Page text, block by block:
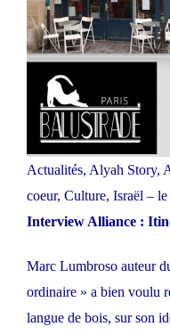
Actualités, Alyah Story,
coeur, Culture, Israël – le
Interview Alliance :
Marc Lumbroso auteur
ordinaire » a bien voulu
langue de bois, sur son